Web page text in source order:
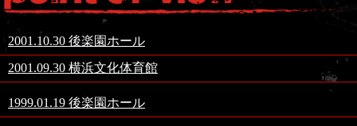
2001.10.30 後楽園ホール
2001.09.30 横浜文化体育館
1999.01.19 後楽園ホール